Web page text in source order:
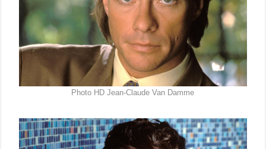
Photo HD Jean-Claude Van Damme